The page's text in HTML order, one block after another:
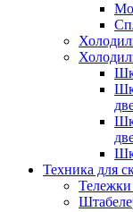
Техника для
Тележки